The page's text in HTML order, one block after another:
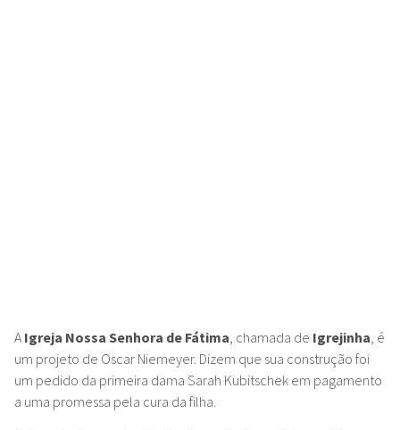
A Igreja Nossa Senhora de Fátima , chamada de Igrejinha , é
um projeto de Oscar Niemeyer. Dizem que sua construção foi
um pedido da primeira dama Sarah Kubitschek em pagamento
a uma promessa pela cura da filha.